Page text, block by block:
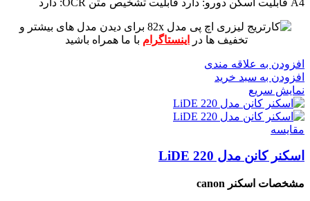
برای دیدن مدل های بیشتر و
تخفیف ها در
اینستاگرام با ما همراه باشید
افزودن به علاقه مندی
افزودن به سبد خرید
نمایش سریع
مقايسه
اسکنر کانن مدل LiDE 220
مشخصات اسکنر canon